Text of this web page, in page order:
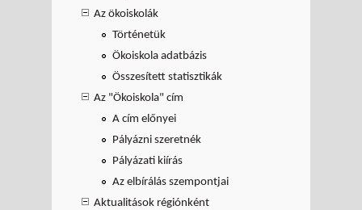
Az ökoiskolák
Történetük
Ökoiskola adatbázis
Összesített statisztikák
Az "Ökoiskola" cím
A cím előnyei
Pályázni szeretnék
Pályázati kiírás
Az elbírálás szempontjai
Aktualitások régiónként